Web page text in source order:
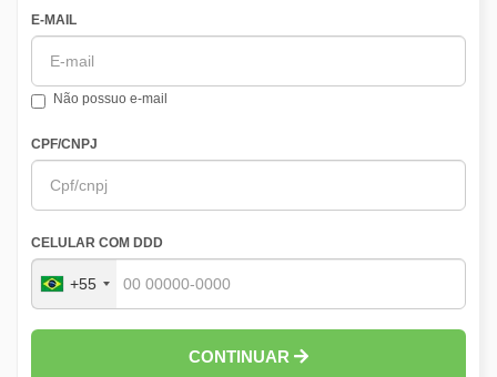
E-MAIL
Não possuo e-mail
CPF/CNPJ
CELULAR COM DDD
+55
CONTINUAR